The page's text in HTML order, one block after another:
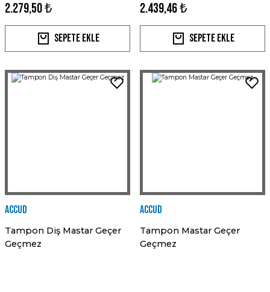
2.279,50 ₺
Sepete Ekle
2.439,46 ₺
Sepete Ekle
Accud
Tampon Diş Mastar Geçer
Geçmez
Accud
Tampon Mastar Geçer
Geçmez